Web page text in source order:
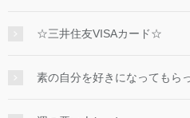
☆三井住友VISAカード☆
素の自分を好きになってもら